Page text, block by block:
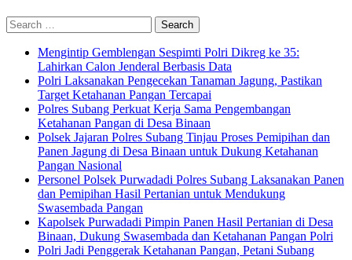
Search
for:
Mengintip Gemblengan Sespimti Polri Dikreg ke 35:
Lahirkan Calon Jenderal Berbasis Data
Polri Laksanakan Pengecekan Tanaman Jagung, Pastikan
Target Ketahanan Pangan Tercapai
Polres Subang Perkuat Kerja Sama Pengembangan
Ketahanan Pangan di Desa Binaan
Polsek Jajaran Polres Subang Tinjau Proses Pemipihan dan
Panen Jagung di Desa Binaan untuk Dukung Ketahanan
Pangan Nasional
Personel Polsek Purwadadi Polres Subang Laksanakan Panen
dan Pemipihan Hasil Pertanian untuk Mendukung
Swasembada Pangan
Kapolsek Purwadadi Pimpin Panen Hasil Pertanian di Desa
Binaan, Dukung Swasembada dan Ketahanan Pangan Polri
Polri Jadi Penggerak Ketahanan Pangan, Petani Subang